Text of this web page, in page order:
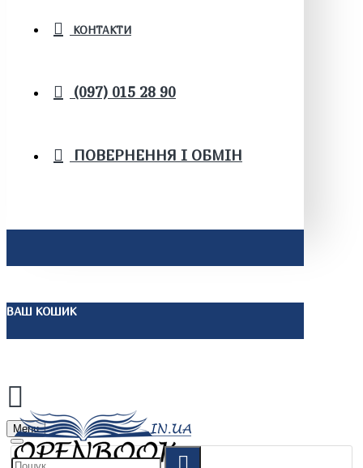
КОНТАКТИ
(097) 015 28 90
ПОВЕРНЕННЯ І ОБМІН
ВАШ КОШИК
Menu